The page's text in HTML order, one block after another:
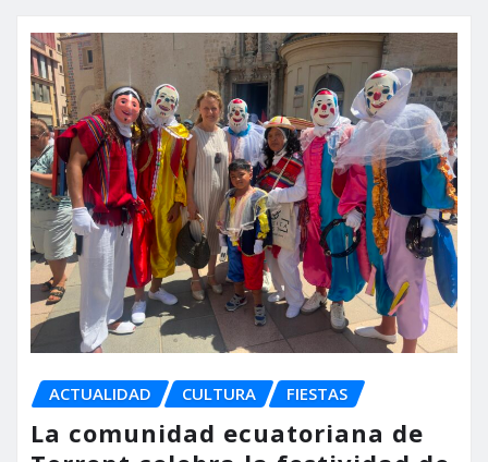
ACTUALIDAD CULTURA FIESTAS
La comunidad ecuatoriana de